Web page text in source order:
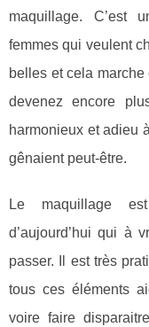
maquillage. C’est
femmes qui veulent
belles et cela
devenez encore
harmonieux et adieu
gênaient peut-être.
Le maquillage
d’aujourd’hui qui à
passer. Il est très
tous ces éléments
voire faire